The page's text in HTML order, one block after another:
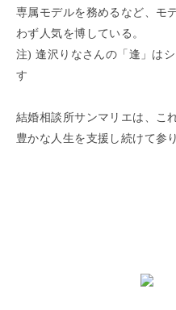
専属モデルを務めるなど、モ
わず人気を博している。
注) 逢沢りなさんの「逢」は
す
結婚相談所サンマリエは、こ
豊かな人生を支援し続けて参